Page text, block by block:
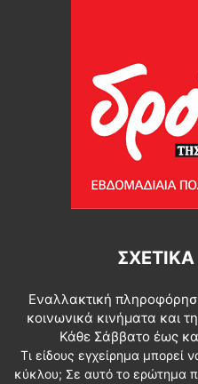
Εναλλακτική
κοινωνικά κινήματα και
Κάθε Σάββατο έως
Τι είδους εγχείρημα μπορεί
κύκλου; Σε αυτό το ερώτημα